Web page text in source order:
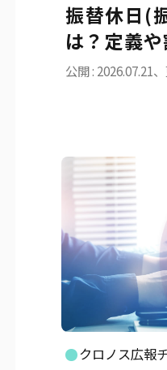
振替休日(
は？定義
わかりやす
公開 : 2026.07.21
クロノス広報